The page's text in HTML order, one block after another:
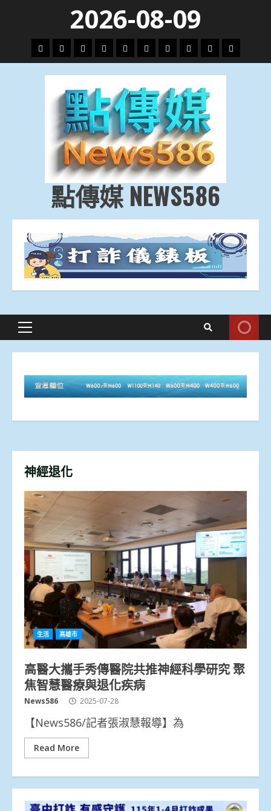
content
2026-08-09
頭
條
財
經
地
方.
會
文
教.
技
專
題
娛
樂
劇
政
治
國
際
運
動
生
活
點傳媒 NEWS586
Primary
神經退化
生活 高雄市
高醫大攜手秀傳醫院共推神經科學研究 聚
焦智慧醫療與退化疾病
News586 2025-07-28
【News586/記者張淑慧報導】為
Read More